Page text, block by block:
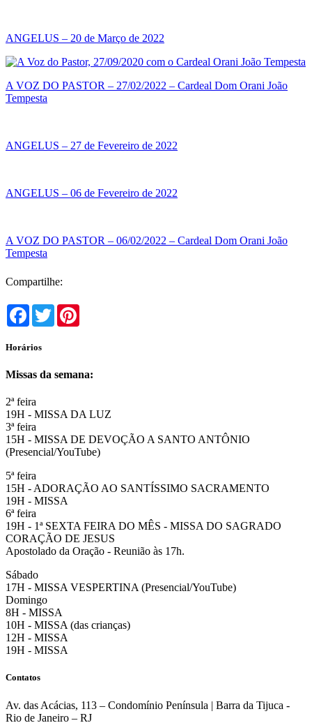
ANGELUS – 20 de Março de 2022
A VOZ DO PASTOR – 27/02/2022 – Cardeal Dom Orani João
Tempesta
ANGELUS – 27 de Fevereiro de 2022
ANGELUS – 06 de Fevereiro de 2022
A VOZ DO PASTOR – 06/02/2022 – Cardeal Dom Orani João
Tempesta
Compartilhe:
Facebook
Twitter
Horários
Missas da semana:
2ª feira
19H - MISSA DA LUZ
3ª feira
15H - MISSA DE DEVOÇÃO A SANTO ANTÔNIO
(Presencial/YouTube)
5ª feira
15H - ADORAÇÃO AO SANTÍSSIMO SACRAMENTO
19H - MISSA
6ª feira
19H - 1ª SEXTA FEIRA DO MÊS - MISSA DO SAGRADO
CORAÇÃO DE JESUS
Apostolado da Oração - Reunião às 17h.
Sábado
17H - MISSA VESPERTINA (Presencial/YouTube)
Domingo
8H - MISSA
10H - MISSA (das crianças)
12H - MISSA
19H - MISSA
Contatos
Av. das Acácias, 113 – Condomínio Península | Barra da Tijuca -
Rio de Janeiro – RJ